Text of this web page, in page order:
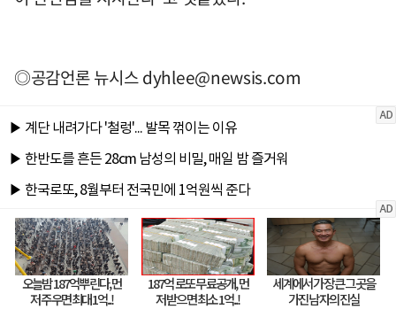
◎공감언론 뉴시스dyhlee@newsis.com